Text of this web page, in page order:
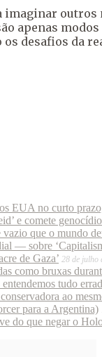
outros
apenas
desafios da
EUA no curto
e comete
que o mundo
— sobre
de Gaza’ 28 de julho
como bruxas
tudo
ao
para a Argentina)
do que negar o